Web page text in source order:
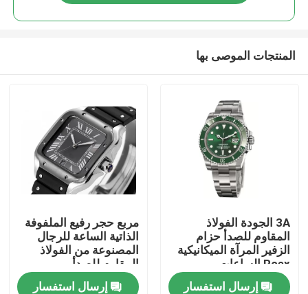
المنتجات الموصى بها
3A الجودة الفولاذ
المقاوم للصدأ حزام
الزفير المرآة الميكانيكية
Roex الساعات
إرسال استفسار
مربع حجر رفيع الملفوفة
الذاتية الساعة للرجال
المصنوعة من الفولاذ
المقاوم للصدأ
إرسال استفسار